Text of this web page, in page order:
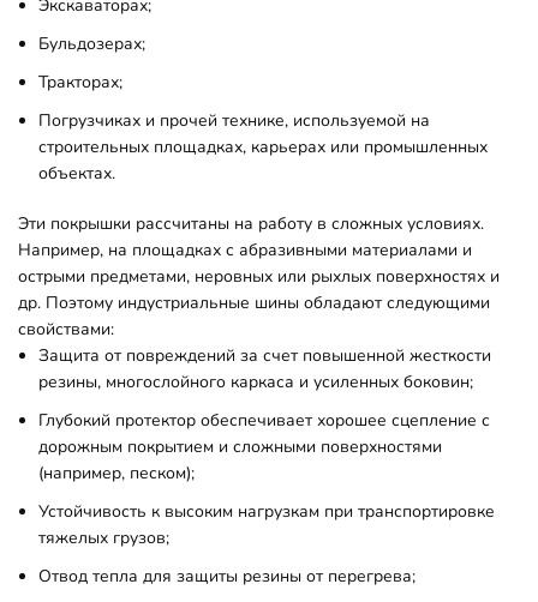
Экскаваторах;
Бульдозерах;
Тракторах;
Погрузчиках и прочей технике, используемой на
строительных площадках, карьерах или промышленных
объектах.
Эти покрышки рассчитаны на работу в сложных условиях.
Например, на площадках с абразивными материалами и
острыми предметами, неровных или рыхлых поверхностях и
др. Поэтому индустриальные шины обладают следующими
свойствами:
Защита от повреждений за счет повышенной жесткости
резины, многослойного каркаса и усиленных боковин;
Глубокий протектор обеспечивает хорошее сцепление с
дорожным покрытием и сложными поверхностями
(например, песком);
Устойчивость к высоким нагрузкам при транспортировке
тяжелых грузов;
Отвод тепла для защиты резины от перегрева;